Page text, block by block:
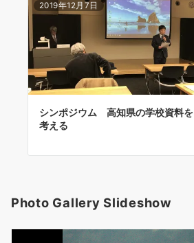
2019年12月7日
シンポジウム 高知県の学校資料を
考える
Photo Gallery Slideshow